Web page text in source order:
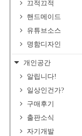
끄적끄적
핸드메이드
유튜브소스
명함디자인
개인공간
알립니다!
일상인건가?
구매후기
출판소식
자기개발